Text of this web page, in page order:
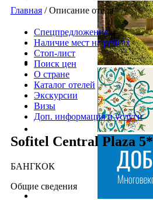
Главная /Описание отеля
Спецпредложения
Наличие мест на рейсах
Стоп-лист
Поиск цен
О стране
Каталог отелей
Экскурсии
Визы
Доп. информация и услуги
Sofitel Central Plaza 5*
БАНГКОК
Общие сведения